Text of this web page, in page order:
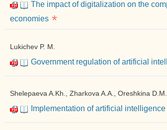
The impact of digitalization on the
economies *
Lukichev P. M.
Government regulation of artificial
Shelepaeva A.Kh., Zharkova A.A., Oreshkina D.M.
Implementation of artificial